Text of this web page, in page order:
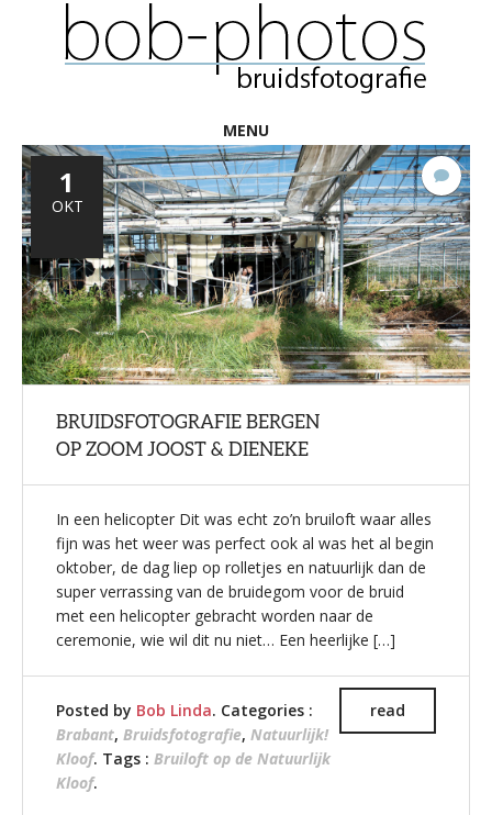
MENU
2
1
OKT
BRUIDSFOTOGRAFIE BERGEN
OP ZOOM JOOST & DIENEKE
In een helicopter Dit was echt zo’n bruiloft waar alles
fijn was het weer was perfect ook al was het al begin
oktober, de dag liep op rolletjes en natuurlijk dan de
super verrassing van de bruidegom voor de bruid
met een helicopter gebracht worden naar de
ceremonie, wie wil dit nu niet… Een heerlijke […]
read
Posted by Bob Linda. Categories :
Brabant, Bruidsfotografie, Natuurlijk!
Kloof. Tags : Bruiloft op de Natuurlijk
Kloof.